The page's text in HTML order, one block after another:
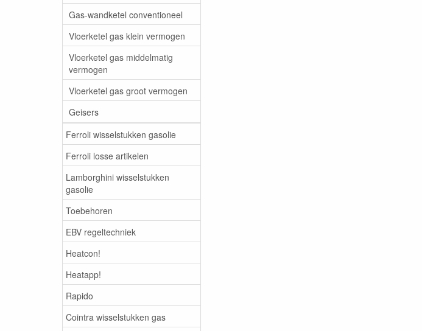
Gas-wandketel conventioneel
Vloerketel gas klein vermogen
Vloerketel gas middelmatig
vermogen
Vloerketel gas groot vermogen
Geisers
Ferroli wisselstukken gasolie
Ferroli losse artikelen
Lamborghini wisselstukken
gasolie
Toebehoren
EBV regeltechniek
Heatcon!
Heatapp!
Rapido
Cointra wisselstukken gas